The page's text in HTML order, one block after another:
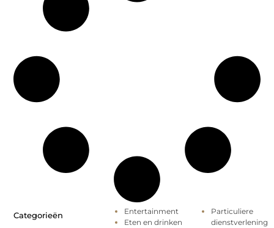
Categorieën
Entertainment
Eten en drinken
Particuliere
dienstverlening